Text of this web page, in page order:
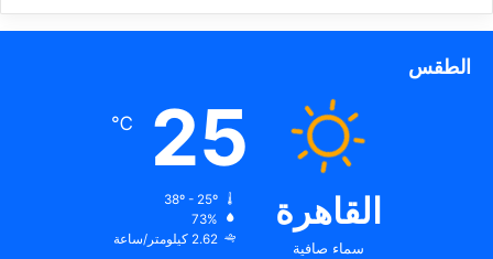
الطقس
القاهرة
سماء صافية
25
℃
73%
2.62 كيلومتر/ساعة